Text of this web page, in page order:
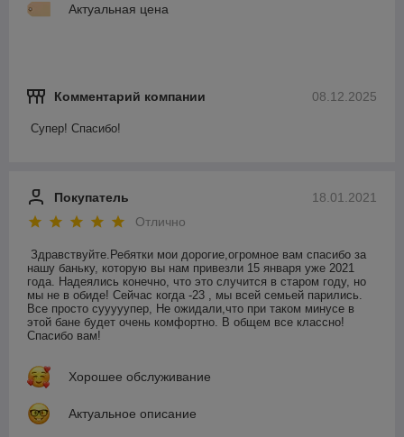
Актуальная цена
08.12.2025
Комментарий компании
Супер! Спасибо!
18.01.2021
Покупатель
Отлично
Здравствуйте.Ребятки мои дорогие,огромное вам спасибо за
нашу баньку, которую вы нам привезли 15 января уже 2021
года. Надеялись конечно, что это случится в старом году, но
мы не в обиде! Сейчас когда -23 , мы всей семьей парились.
Все просто сууууупер, Не ожидали,что при таком минусе в
этой бане будет очень комфортно. В общем все классно!
Спасибо вам!
Хорошее обслуживание
Актуальное описание